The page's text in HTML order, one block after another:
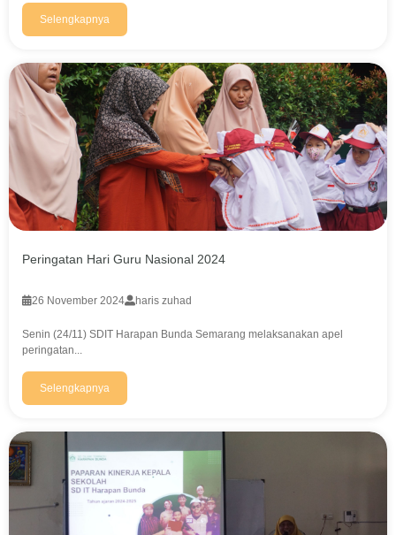
Selengkapnya
Peringatan Hari Guru Nasional 2024
26 November 2024 haris zuhad
Senin (24/11) SDIT Harapan Bunda Semarang melaksanakan apel
peringatan...
Selengkapnya